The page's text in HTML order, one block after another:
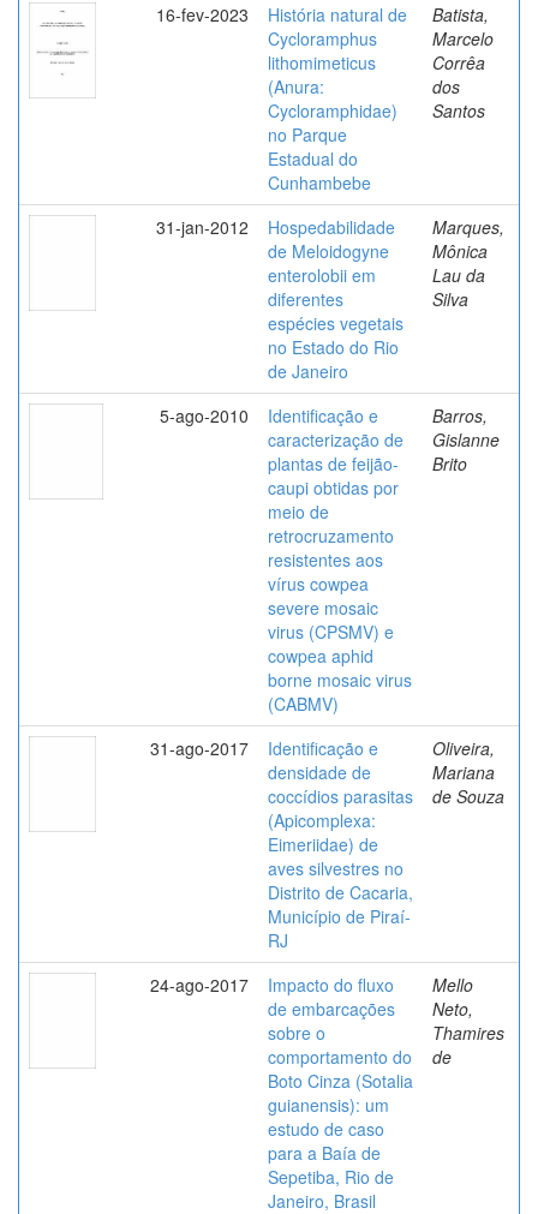
16-fev-2023
História natural de
Cycloramphus
lithomimeticus
(Anura:
Cycloramphidae)
no Parque
Estadual do
Cunhambebe
Batista,
Marcelo
Corrêa
dos
Santos
31-jan-2012
Hospedabilidade
de Meloidogyne
enterolobii em
diferentes
espécies vegetais
no Estado do Rio
de Janeiro
Marques,
Mônica
Lau da
Silva
5-ago-2010
Identificação e
caracterização de
plantas de feijão-
caupi obtidas por
meio de
retrocruzamento
resistentes aos
vírus cowpea
severe mosaic
virus (CPSMV) e
cowpea aphid
borne mosaic virus
(CABMV)
Barros,
Gislanne
Brito
31-ago-2017
Identificação e
densidade de
coccídios parasitas
(Apicomplexa:
Eimeriidae) de
aves silvestres no
Distrito de Cacaria,
Município de Piraí-
RJ
Oliveira,
Mariana
de Souza
24-ago-2017
Impacto do fluxo
de embarcações
sobre o
comportamento do
Boto Cinza (Sotalia
guianensis): um
estudo de caso
para a Baía de
Sepetiba, Rio de
Janeiro, Brasil
Mello
Neto,
Thamires
de